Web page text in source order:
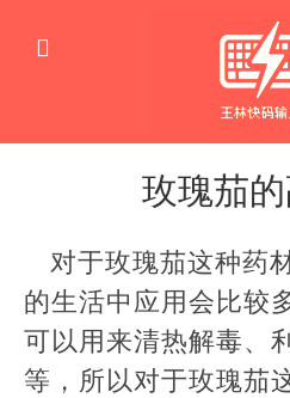
玫瑰茄
对于玫瑰茄这种药
的生活中应用会比较
可以用来清热解毒、
等，所以对于玫瑰茄